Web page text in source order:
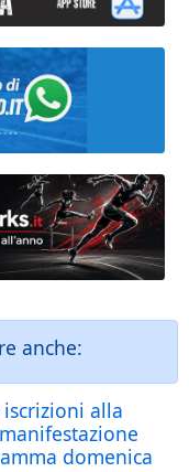
anche:
alla
domenica